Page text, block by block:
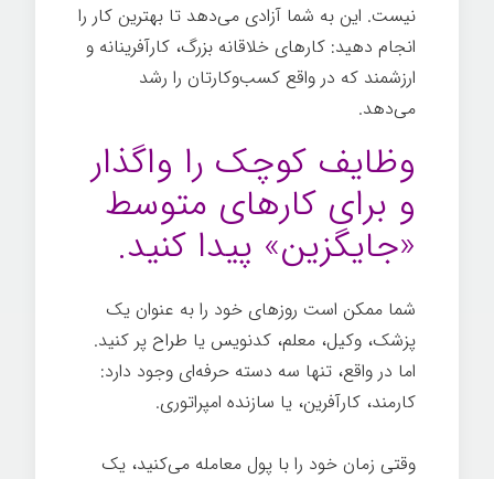
نیست. این به شما آزادی می‌دهد تا بهترین کار را
انجام دهید: کارهای خلاقانه بزرگ، کارآفرینانه و
ارزشمند که در واقع کسب‌وکارتان را رشد
می‌دهد.
وظایف کوچک را واگذار
و برای کارهای متوسط
«جایگزین» پیدا کنید.
شما ممکن است روزهای خود را به عنوان یک
پزشک، وکیل، معلم، کدنویس یا طراح پر کنید.
اما در واقع، تنها سه دسته حرفه‌ای وجود دارد:
کارمند، کارآفرین، یا سازنده امپراتوری.
وقتی زمان خود را با پول معامله می‌کنید، یک